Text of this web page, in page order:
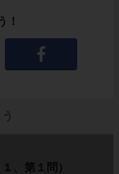
！
、第１問）